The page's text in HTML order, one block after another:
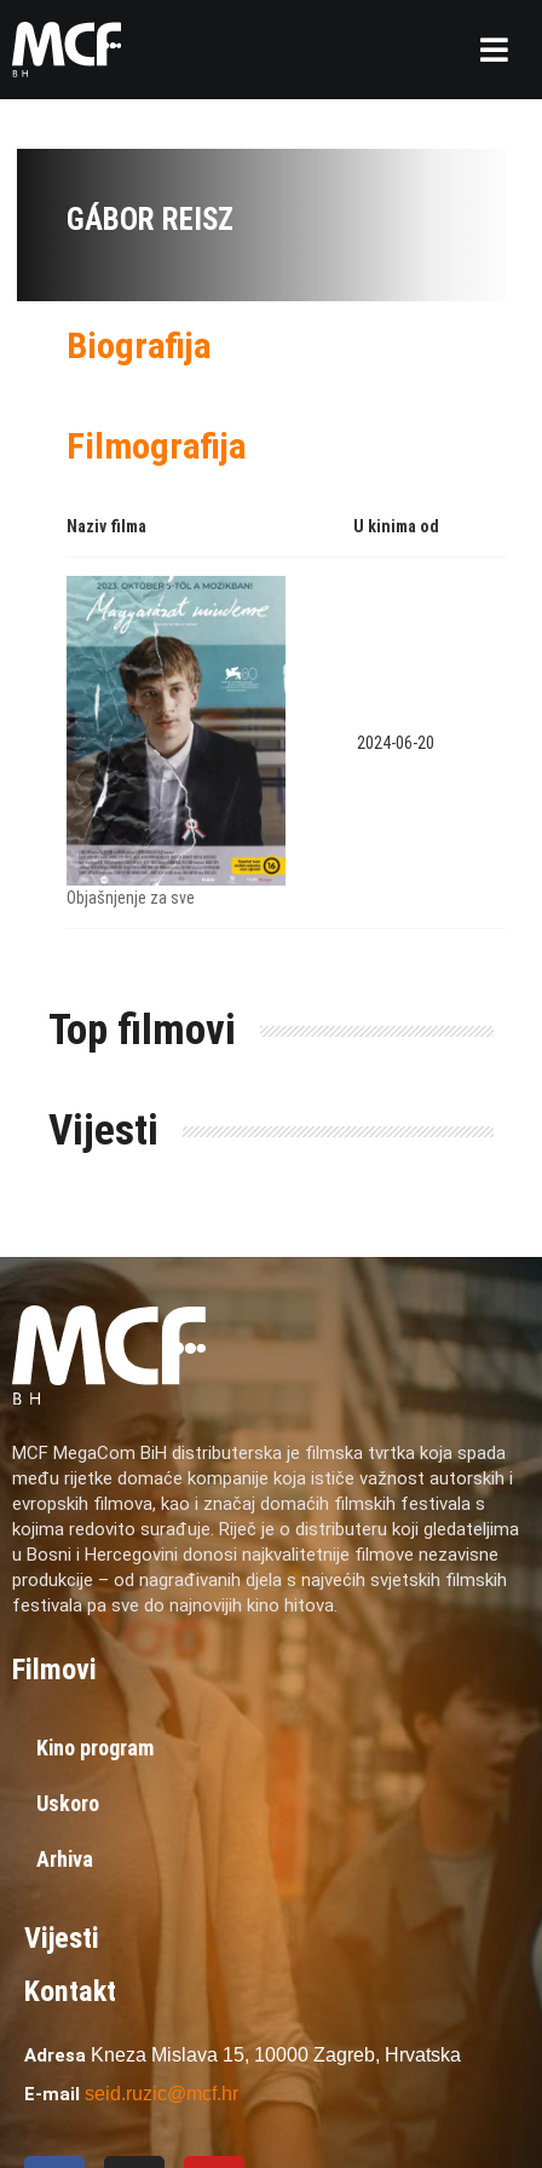
GÁBOR REISZ
Biografija
Filmografija
Naziv filma U kinima od
Objašnjenje za sve
2024-06-20
Top filmovi
Vijesti
MCF MegaCom BiH distributerska je filmska tvrtka koja spada
među rijetke domaće kompanije koja ističe važnost autorskih i
evropskih filmova, kao i značaj domaćih filmskih festivala s
kojima redovito surađuje. Riječ je o distributeru koji gledateljima
u Bosni i Hercegovini donosi najkvalitetnije filmove nezavisne
produkcije – od nagrađivanih djela s najvećih svjetskih filmskih
festivala pa sve do najnovijih kino hitova.
Filmovi
Kino program
Uskoro
Arhiva
Vijesti
Kontakt
Adresa Kneza Mislava 15, 10000 Zagreb, Hrvatska
E-mail seid.ruzic@mcf.hr